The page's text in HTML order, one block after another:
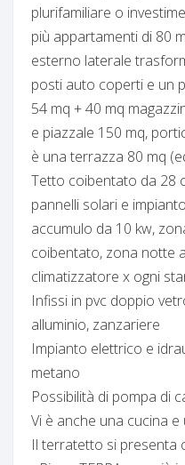
plurifamiliare o
più appartamenti di 80
esterno laterale
posti auto coperti e un
54 mq + 40 mq
e piazzale 150 mq,
è una terrazza 80 mq
Tetto coibentato da 28
pannelli solari e
accumulo da 10 kw,
coibentato, zona notte
climatizzatore x ogni
Infissi in pvc doppio
alluminio, zanzariere
Impianto elettrico e
metano
Possibilità di pompa di
Vi è anche una cucina
Il terratetto si presenta